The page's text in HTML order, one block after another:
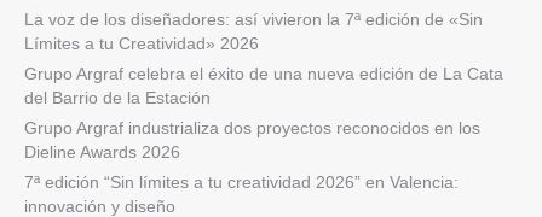
La voz de los diseñadores: así vivieron la 7ª edición de «Sin
Límites a tu Creatividad» 2026
Grupo Argraf celebra el éxito de una nueva edición de La Cata
del Barrio de la Estación
Grupo Argraf industrializa dos proyectos reconocidos en los
Dieline Awards 2026
7ª edición “Sin límites a tu creatividad 2026” en Valencia:
innovación y diseño